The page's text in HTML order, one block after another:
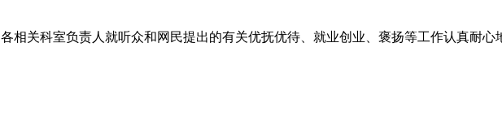
各相关科室负责人就听众和网民提出的有关优抚优待、就业创业、褒扬等工作认真耐心